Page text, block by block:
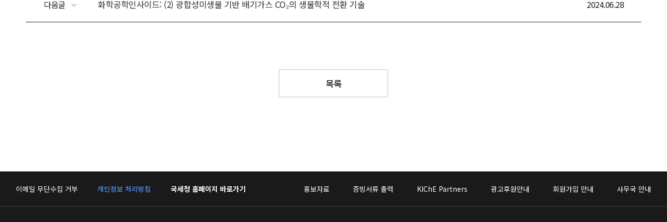
다음글 화학공학인사이드: (2) 광합성미생물 기반 배기가스 CO₂의 생물학적 전환 기술 2024.06.28
목록
이메일 무단수집 거부 개인정보 처리방침 국세청 홈페이지 바로가기 홍보자료 증빙서류 출력 KIChE Partners 광고후원안내 회원가입 안내 사무국 안내